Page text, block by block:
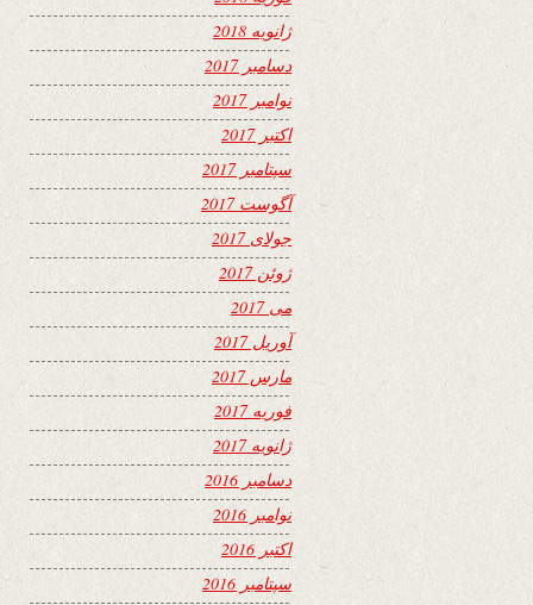
ژانویه 2018
دسامبر 2017
نوامبر 2017
اکتبر 2017
سپتامبر 2017
آگوست 2017
جولای 2017
ژوئن 2017
می 2017
آوریل 2017
مارس 2017
فوریه 2017
ژانویه 2017
دسامبر 2016
نوامبر 2016
اکتبر 2016
سپتامبر 2016